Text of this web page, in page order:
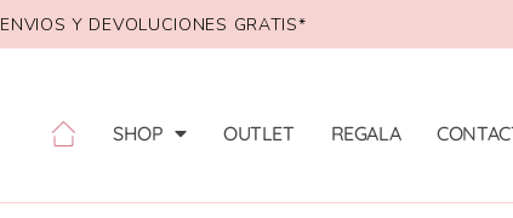
ENVIOS Y DEVOLUCIONES GRATIS*
SHOP OUTLET REGALA